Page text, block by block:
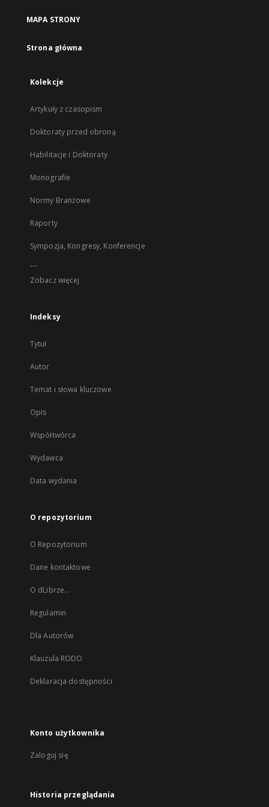
MAPA STRONY
Strona główna
Kolekcje
Artykuły z czasopism
Doktoraty przed obroną
Habilitacje i Doktoraty
Monografie
Normy Branżowe
Raporty
Sympozja, Kongresy, Konferencje
...
Zobacz więcej
Indeksy
Tytuł
Autor
Temat i słowa kluczowe
Opis
Współtwórca
Wydawca
Data wydania
O repozytorium
O Repozytorium
Dane kontaktowe
O dLibrze...
Regulamin
Dla Autorów
Klauzula RODO
Deklaracja dostępności
Konto użytkownika
Zaloguj się
Historia przeglądania